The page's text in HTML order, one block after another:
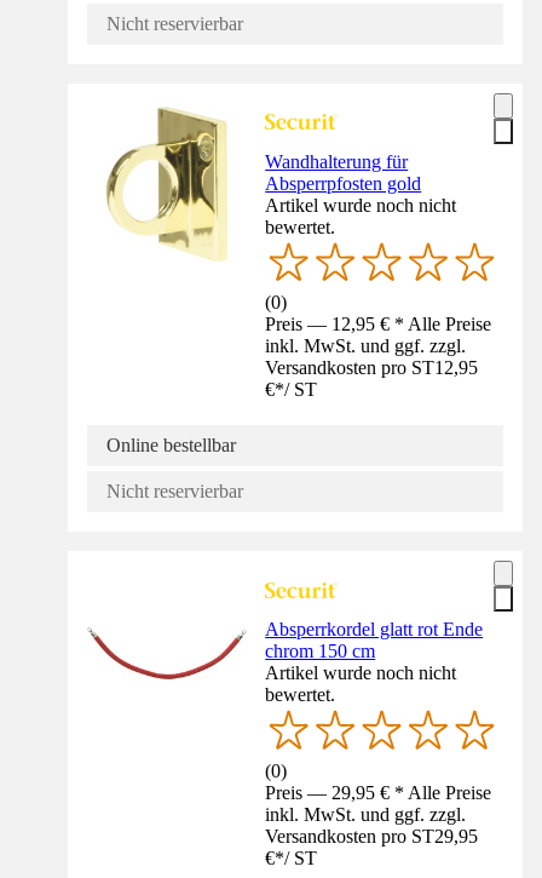
Nicht reservierbar
Wandhalterung für
Absperrpfosten gold
Artikel wurde noch nicht
bewertet.
(0)
Preis — 12,95 € * Alle Preise
inkl. MwSt. und ggf. zzgl.
Versandkosten pro ST12,95
€*/ ST
Online bestellbar
Nicht reservierbar
Absperrkordel glatt rot Ende
chrom 150 cm
Artikel wurde noch nicht
bewertet.
(0)
Preis — 29,95 € * Alle Preise
inkl. MwSt. und ggf. zzgl.
Versandkosten pro ST29,95
€*/ ST